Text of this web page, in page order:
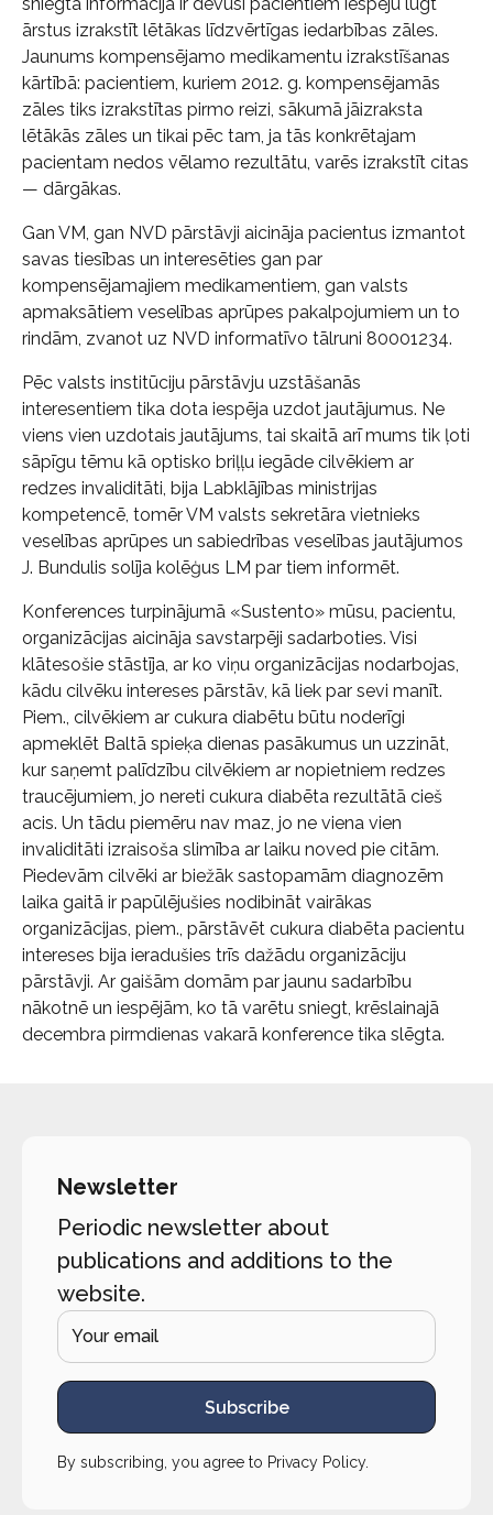
ārstus izrakstīt lētākas līdzvērtīgas iedarbības zāles.
Jaunums kompensējamo medikamentu izrakstīšanas
kārtībā: pacientiem, kuriem 2012. g. kompensējamās
zāles tiks izrakstītas pirmo reizi, sākumā jāizraksta
lētākās zāles un tikai pēc tam, ja tās konkrētajam
pacientam nedos vēlamo rezultātu, varēs izrakstīt citas
— dārgākas.
Gan VM, gan NVD pārstāvji aicināja pacientus izmantot
savas tiesības un interesēties gan par
kompensējamajiem medikamentiem, gan valsts
apmaksātiem veselības aprūpes pakalpojumiem un to
rindām, zvanot uz NVD informatīvo tālruni 80001234.
Pēc valsts institūciju pārstāvju uzstāšanās
interesentiem tika dota iespēja uzdot jautājumus. Ne
viens vien uzdotais jautājums, tai skaitā arī mums tik ļoti
sāpīgu tēmu kā optisko briļļu iegāde cilvēkiem ar
redzes invaliditāti, bija Labklājības ministrijas
kompetencē, tomēr VM valsts sekretāra vietnieks
veselības aprūpes un sabiedrības veselības jautājumos
J. Bundulis solīja kolēģus LM par tiem informēt.
Konferences turpinājumā «Sustento» mūsu, pacientu,
organizācijas aicināja savstarpēji sadarboties. Visi
klātesošie stāstīja, ar ko viņu organizācijas nodarbojas,
kādu cilvēku intereses pārstāv, kā liek par sevi manīt.
Piem., cilvēkiem ar cukura diabētu būtu noderīgi
apmeklēt Baltā spieķa dienas pasākumus un uzzināt,
kur saņemt palīdzību cilvēkiem ar nopietniem redzes
traucējumiem, jo nereti cukura diabēta rezultātā cieš
acis. Un tādu piemēru nav maz, jo ne viena vien
invaliditāti izraisoša slimība ar laiku noved pie citām.
Piedevām cilvēki ar biežāk sastopamām diagnozēm
laika gaitā ir papūlējušies nodibināt vairākas
organizācijas, piem., pārstāvēt cukura diabēta pacientu
intereses bija ieradušies trīs dažādu organizāciju
pārstāvji. Ar gaišām domām par jaunu sadarbību
nākotnē un iespējām, ko tā varētu sniegt, krēslainajā
decembra pirmdienas vakarā konference tika slēgta.
Newsletter
Periodic newsletter about
publications and additions to the
website.
Subscribe
By subscribing, you agree to Privacy Policy.